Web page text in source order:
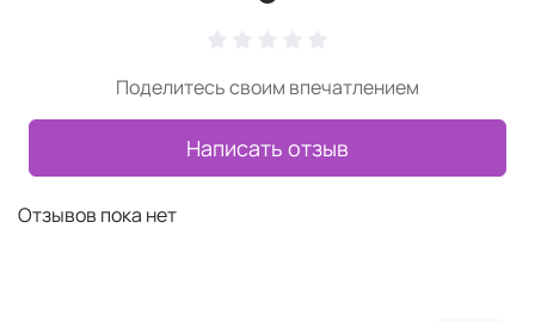
Поделитесь своим впечатлением
Написать отзыв
Отзывов пока нет